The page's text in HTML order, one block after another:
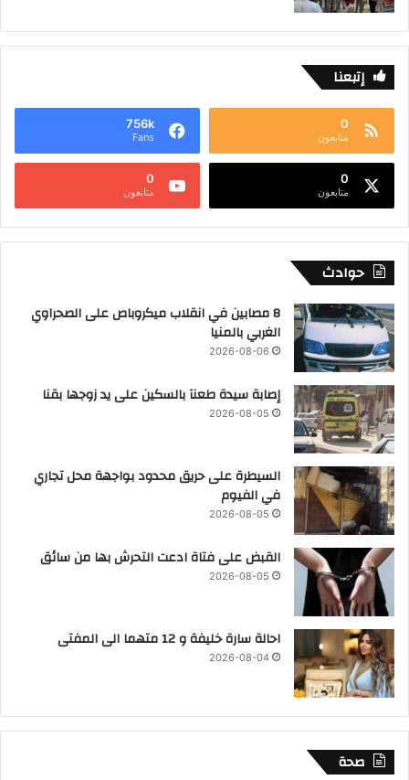
إتبعنا
0
متابعون
756k
Fans
0
متابعون
0
متابعون
حوادث
8 مصابين في انقلاب ميكروباص على الصحراوي
الغربي بالمنيا
2026-08-06
إصابة سيدة طعنآ بالسكين على يد زوجها بقنا
2026-08-05
السيطرة على حريق محدود بواجهة محل تجاري
في الفيوم
2026-08-05
القبض على فتاة ادعت التحرش بها من سائق
2026-08-05
احالة سارة خليفة و 12 متهما الى المفتى
2026-08-04
صحة